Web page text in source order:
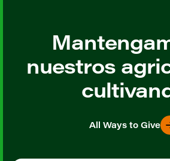
nuestros
All Ways to Give